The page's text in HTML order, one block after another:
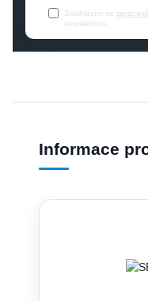
Souhlasím se
newsletteru.
Informace